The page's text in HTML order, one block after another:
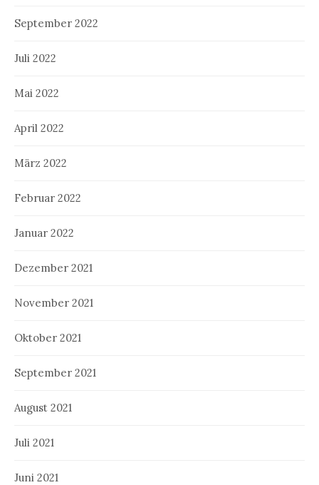
September 2022
Juli 2022
Mai 2022
April 2022
März 2022
Februar 2022
Januar 2022
Dezember 2021
November 2021
Oktober 2021
September 2021
August 2021
Juli 2021
Juni 2021